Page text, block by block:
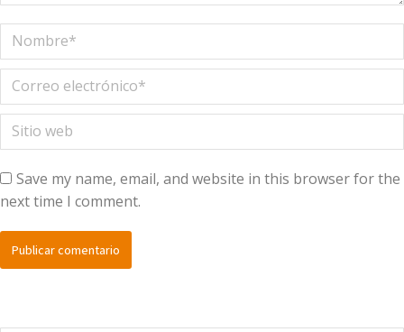
Nombre *
Correo electrónico *
Sitio web
Save my name, email, and website in this browser for the
next time I comment.
Publicar comentario